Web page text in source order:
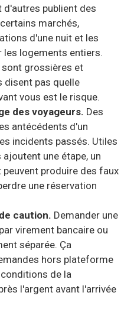
d'autres publient des
marchés,
d'une nuit et les
les logements entiers.
sont grossières et
disent pas quelle
vous est le risque.
des voyageurs. Des
antécédents d'un
incidents passés. Utiles
une étape, un
produire des faux
une réservation
caution. Demander une
virement bancaire ou
séparée. Ça
hors plateforme
de la
l'argent avant l'arrivée